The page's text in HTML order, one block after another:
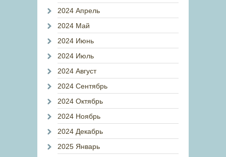
2024 Апрель
2024 Май
2024 Июнь
2024 Июль
2024 Август
2024 Сентябрь
2024 Октябрь
2024 Ноябрь
2024 Декабрь
2025 Январь